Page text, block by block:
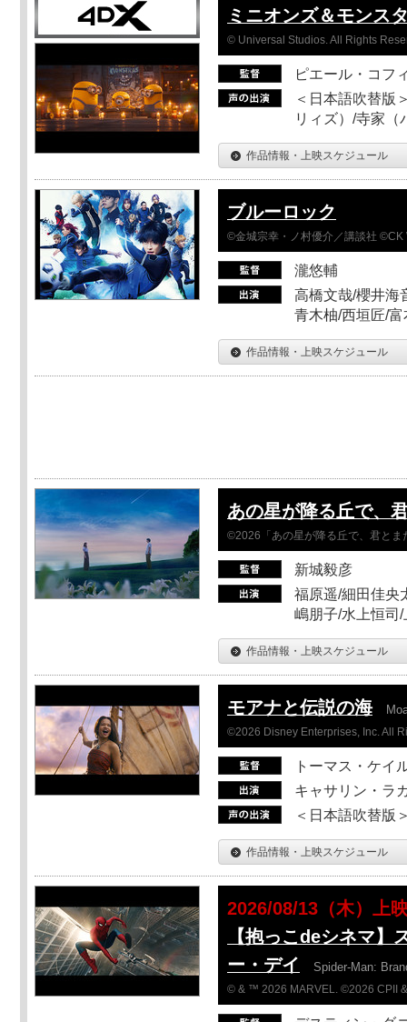
ミニオンズ＆モンス
© Universal Studios. All Rights
ピエール・コフ
＜日本語吹替版
リィズ）/寺家（
作品情報・上映スケジュール
ブルーロック
©金城宗幸・ノ村優介／講談社 ©CK
瀧悠輔
高橋文哉/櫻井海
青木柚/西垣匠/
作品情報・上映スケジュール
あの星が降る丘で、
©2026「あの星が降る丘で、君とま
新城毅彦
福原遥/細田佳央
嶋朋子/水上恒司
作品情報・上映スケジュール
モアナと伝説の海
©2026 Disney Enterprises, Inc. All
トーマス・ケイ
キャサリン・ラ
＜日本語吹替版
作品情報・上映スケジュール
2026/08/13（木）上
【抱っこdeシネマ】
ー・デイ
Spider-Man:
© & ™ 2026 MARVEL. ©2026 CPII